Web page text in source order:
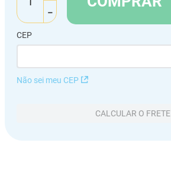
－
CEP
Não sei meu CEP
CALCULAR O FRETE